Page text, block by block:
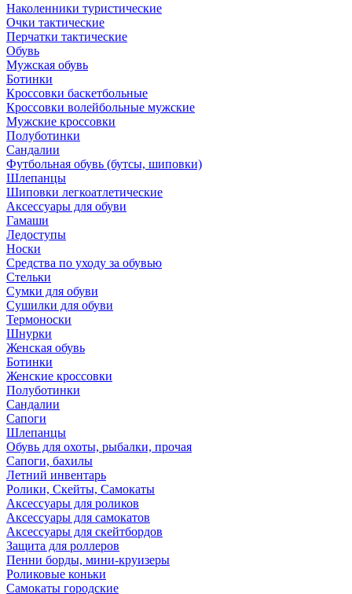
Наколенники туристические
Очки тактические
Перчатки тактические
Обувь
Мужская обувь
Ботинки
Кроссовки баскетбольные
Кроссовки волейбольные мужские
Мужские кроссовки
Полуботинки
Сандалии
Футбольная обувь (бутсы, шиповки)
Шлепанцы
Шиповки легкоатлетические
Аксессуары для обуви
Гамаши
Ледоступы
Носки
Средства по уходу за обувью
Стельки
Сумки для обуви
Сушилки для обуви
Термоноски
Шнурки
Женская обувь
Ботинки
Женские кроссовки
Полуботинки
Сандалии
Сапоги
Шлепанцы
Обувь для охоты, рыбалки, прочая
Сапоги, бахилы
Летний инвентарь
Ролики, Скейты, Самокаты
Аксессуары для роликов
Аксессуары для самокатов
Аксессуары для скейтбордов
Защита для роллеров
Пенни борды, мини-круизеры
Роликовые коньки
Самокаты городские